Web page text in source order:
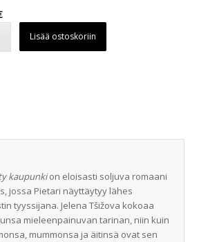
Nykyinen
Lisää ostoskoriin
kaupunkion eloisasti soljuva romaani
jossa Pietari näyttäytyy lähes
tyyssijana. Jelena Tšižova kokoaa
mieleenpainuvan tarinan, niin kuin
mummonsa ja äitinsä ovat sen